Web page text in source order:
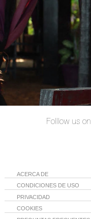
Folllow us on
ACERCA DE
CONDICIONES DE USO
PRIVACIDAD
COOKIES